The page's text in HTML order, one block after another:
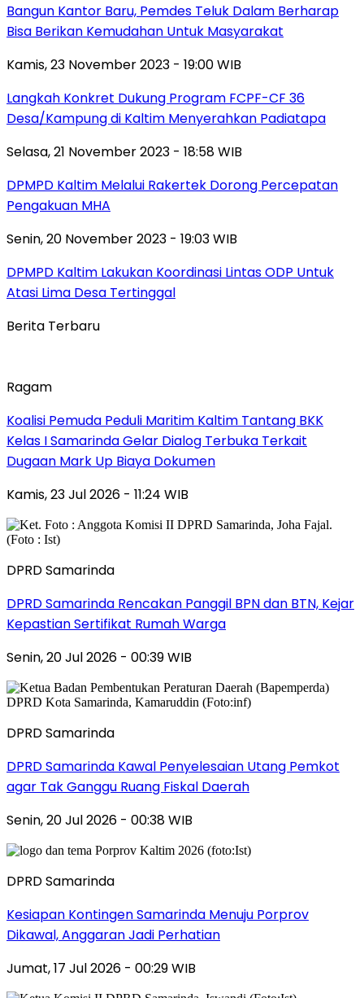
Bangun Kantor Baru, Pemdes Teluk Dalam Berharap
Bisa Berikan Kemudahan Untuk Masyarakat
Kamis, 23 November 2023 - 19:00 WIB
Langkah Konkret Dukung Program FCPF-CF 36
Desa/Kampung di Kaltim Menyerahkan Padiatapa
Selasa, 21 November 2023 - 18:58 WIB
DPMPD Kaltim Melalui Rakertek Dorong Percepatan
Pengakuan MHA
Senin, 20 November 2023 - 19:03 WIB
DPMPD Kaltim Lakukan Koordinasi Lintas ODP Untuk
Atasi Lima Desa Tertinggal
Berita Terbaru
Ragam
Koalisi Pemuda Peduli Maritim Kaltim Tantang BKK
Kelas I Samarinda Gelar Dialog Terbuka Terkait
Dugaan Mark Up Biaya Dokumen
Kamis, 23 Jul 2026 - 11:24 WIB
DPRD Samarinda
DPRD Samarinda Rencakan Panggil BPN dan BTN, Kejar
Kepastian Sertifikat Rumah Warga
Senin, 20 Jul 2026 - 00:39 WIB
DPRD Samarinda
DPRD Samarinda Kawal Penyelesaian Utang Pemkot
agar Tak Ganggu Ruang Fiskal Daerah
Senin, 20 Jul 2026 - 00:38 WIB
DPRD Samarinda
Kesiapan Kontingen Samarinda Menuju Porprov
Dikawal, Anggaran Jadi Perhatian
Jumat, 17 Jul 2026 - 00:29 WIB